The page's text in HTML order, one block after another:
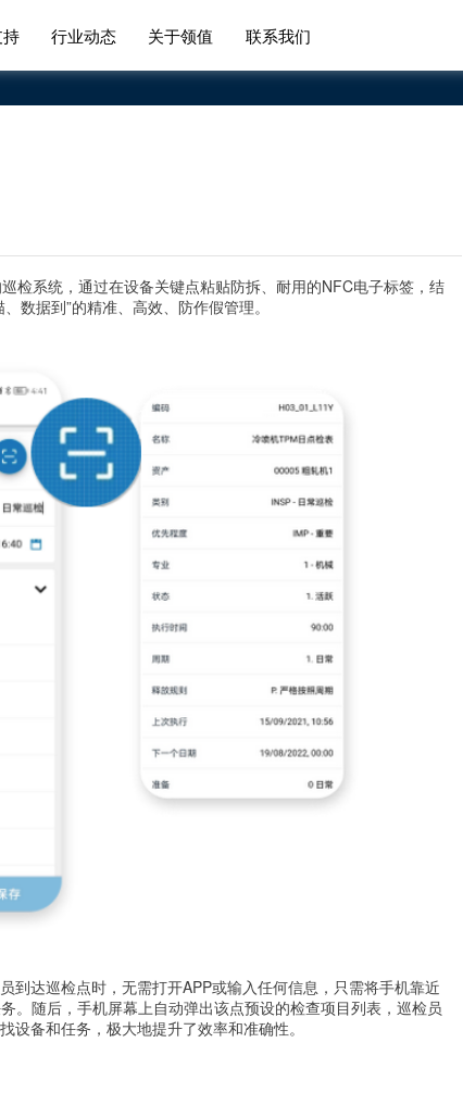
行业动态 关于领值 联系我们
检系统，通过在设备关键点粘贴防拆、耐用的NFC电子标签，结
数据到”的精准、高效、防作假管理。
到达巡检点时，无需打开APP或输入任何信息，只需将手机靠近
。随后，手机屏幕上自动弹出该点预设的检查项目列表，巡检员
备和任务，极大地提升了效率和准确性。